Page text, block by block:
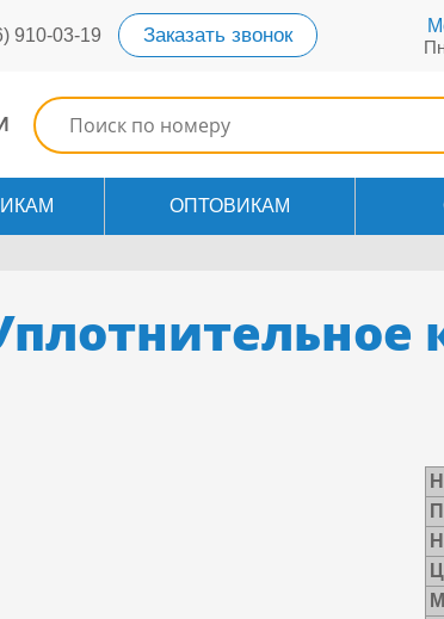
910-03-19 Заказать звонок
ОПТОВИКАМ